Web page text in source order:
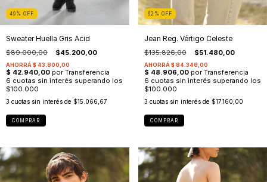
49 % OFF
Sweater Huella Gris Acid
$89.000,00 $45.200,00
3 cuotas sin interés de $15.066,67
COMPRAR
62 % OFF
Jean Reg. Vértigo Celeste
$135.826,00 $51.480,00
3 cuotas sin interés de $17.160,00
COMPRAR